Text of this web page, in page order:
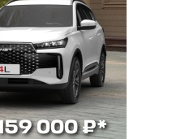
молодежь не волнует
поддержки. Это значит,
и зарплата — они и с
на шее у родителей.
они богатые старики...